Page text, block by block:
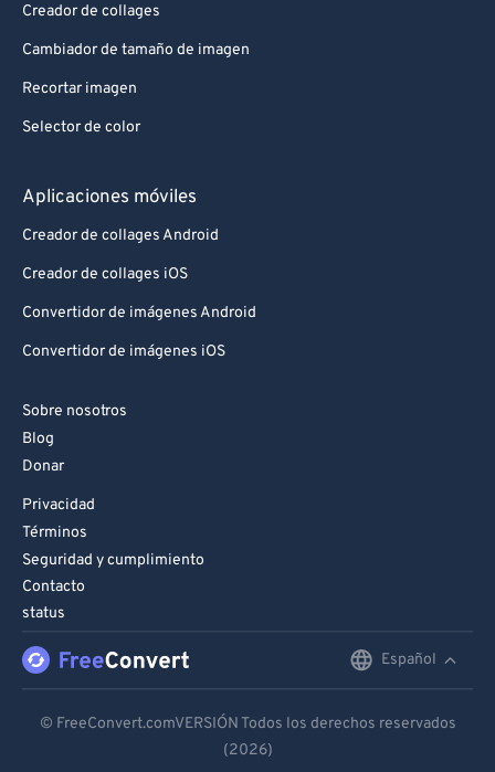
Creador de collages
Cambiador de tamaño de imagen
Recortar imagen
Selector de color
Aplicaciones móviles
Creador de collages Android
Creador de collages iOS
Convertidor de imágenes Android
Convertidor de imágenes iOS
Sobre nosotros
Blog
Donar
Privacidad
Términos
Seguridad y cumplimiento
Contacto
status
Español
Español
© FreeConvert.comVERSIÓN Todos los derechos reservados
(2026)